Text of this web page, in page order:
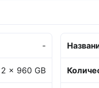
-
2 x 960 GB